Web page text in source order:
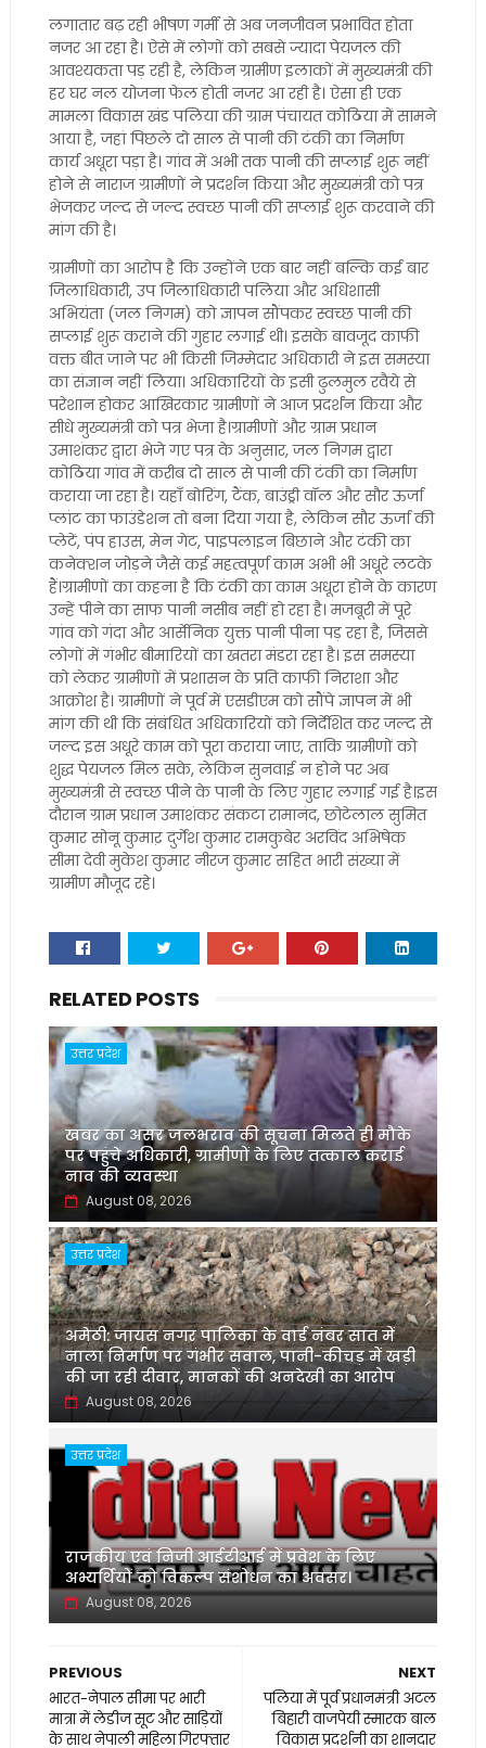
लगातार बढ़ रही भीषण गर्मी से अब जनजीवन प्रभावित होता
नजर आ रहा है। ऐसे में लोगों को सबसे ज्यादा पेयजल की
आवश्यकता पड़ रही है, लेकिन ग्रामीण इलाकों में मुख्यमंत्री की
हर घर नल योजना फेल होती नजर आ रही है। ऐसा ही एक
मामला विकास खंड पलिया की ग्राम पंचायत कोठिया में सामने
आया है, जहां पिछले दो साल से पानी की टंकी का निर्माण
कार्य अधूरा पड़ा है। गांव में अभी तक पानी की सप्लाई शुरू नहीं
होने से नाराज ग्रामीणों ने प्रदर्शन किया और मुख्यमंत्री को पत्र
भेजकर जल्द से जल्द स्वच्छ पानी की सप्लाई शुरू करवाने की
मांग की है।
ग्रामीणों का आरोप है कि उन्होंने एक बार नहीं बल्कि कई बार
जिलाधिकारी, उप जिलाधिकारी पलिया और अधिशासी
अभियंता (जल निगम) को ज्ञापन सौंपकर स्वच्छ पानी की
सप्लाई शुरू कराने की गुहार लगाई थी। इसके बावजूद काफी
वक्त बीत जाने पर भी किसी जिम्मेदार अधिकारी ने इस समस्या
का संज्ञान नहीं लिया। अधिकारियों के इसी ढुलमुल रवैये से
परेशान होकर आखिरकार ग्रामीणों ने आज प्रदर्शन किया और
सीधे मुख्यमंत्री को पत्र भेजा है।ग्रामीणों और ग्राम प्रधान
उमाशंकर द्वारा भेजे गए पत्र के अनुसार, जल निगम द्वारा
कोठिया गांव में करीब दो साल से पानी की टंकी का निर्माण
कराया जा रहा है। यहाँ बोरिंग, टैंक, बाउंड्री वॉल और सौर ऊर्जा
प्लांट का फाउंडेशन तो बना दिया गया है, लेकिन सौर ऊर्जा की
प्लेटें, पंप हाउस, मेन गेट, पाइपलाइन बिछाने और टंकी का
कनेक्शन जोड़ने जैसे कई महत्वपूर्ण काम अभी भी अधूरे लटके
हैं।ग्रामीणों का कहना है कि टंकी का काम अधूरा होने के कारण
उन्हें पीने का साफ पानी नसीब नहीं हो रहा है। मजबूरी में पूरे
गांव को गंदा और आर्सेनिक युक्त पानी पीना पड़ रहा है, जिससे
लोगों में गंभीर बीमारियों का खतरा मंडरा रहा है। इस समस्या
को लेकर ग्रामीणों में प्रशासन के प्रति काफी निराशा और
आक्रोश है। ग्रामीणों ने पूर्व में एसडीएम को सौंपे ज्ञापन में भी
मांग की थी कि संबंधित अधिकारियों को निर्देशित कर जल्द से
जल्द इस अधूरे काम को पूरा कराया जाए, ताकि ग्रामीणों को
शुद्ध पेयजल मिल सके, लेकिन सुनवाई न होने पर अब
मुख्यमंत्री से स्वच्छ पीने के पानी के लिए गुहार लगाई गई है।इस
दौरान ग्राम प्रधान उमाशंकर संकटा रामानंद, छोटेलाल सुमित
कुमार सोनू कुमाऱ दुर्गेश कुमार रामकुबेर अरविंद अभिषेक
सीमा देवी मुकेश कुमार नीरज कुमार सहित भारी संख्या में
ग्रामीण मौजूद रहे।
RELATED POSTS
उत्तर प्रदेश
खबर का असर जलभराव की सूचना मिलते ही मौके
पर पहुंचे अधिकारी, ग्रामीणों के लिए तत्काल कराई
नाव की व्यवस्था
August 08, 2026
उत्तर प्रदेश
अमेठी: जायस नगर पालिका के वार्ड नंबर सात में
नाला निर्माण पर गंभीर सवाल, पानी-कीचड़ में खड़ी
की जा रही दीवार, मानकों की अनदेखी का आरोप
August 08, 2026
उत्तर प्रदेश
‌राजकीय एवं निजी आईटीआई में प्रवेश के लिए
अभ्यर्थियों को विकल्प संशोधन का अवसर।
August 08, 2026
NEXT
पलिया में पूर्व प्रधानमंत्री अटल
बिहारी वाजपेयी स्मारक बाल
विकास प्रदर्शनी का शानदार
PREVIOUS
भारत-नेपाल सीमा पर भारी
मात्रा में लेडीज सूट और साड़ियों
के साथ नेपाली महिला गिरफ्तार